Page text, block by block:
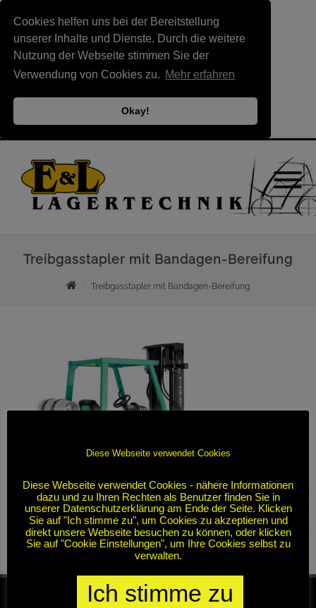
Cookies helfen uns bei der Bereitstellung
unserer Inhalte und Dienste. Durch die weitere
Nutzung der Webseite stimmen Sie der
Verwendung von Cookies zu. Mehr erfahren
Okay!
Treibgasstapler mit Bandagen-Bereifung
Treibgasstapler mit Bandagen-Bereifung
Diese Webseite verwendet Cookies
Diese Webseite verwendet Cookies - nähere Informationen
dazu und zu Ihren Rechten als Benutzer finden Sie in
unserer Datenschutzerklärung am Ende der Seite. Klicken
Sie auf "Ich stimme zu", um Cookies zu akzeptieren und
direkt unsere Webseite besuchen zu können, oder klicken
Sie auf "Cookie Einstellungen", um Ihre Cookies selbst zu
verwalten.
Ich stimme zu